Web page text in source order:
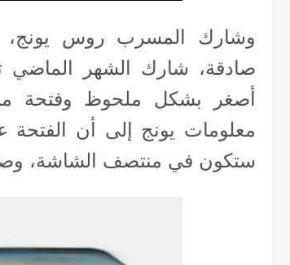
وشارك المسرب روس يونج،
أصغر بشكل ملحوظ وفتحة
معلومات يونج إلى أن
ستكون في منتصف الشاشة،